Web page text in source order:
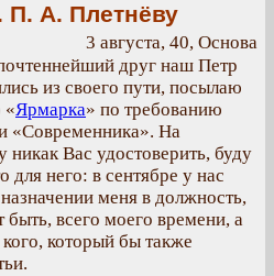
П. А. Плетнёву
3 августа, 40, Основа
друг наш Петр
из своего пути, посылаю
«Ярмарка» по требованию
«Современника». На
Вас удостоверить, буду
для него: в сентябре у нас
меня в должность,
быть, всего моего времени, а
который бы также